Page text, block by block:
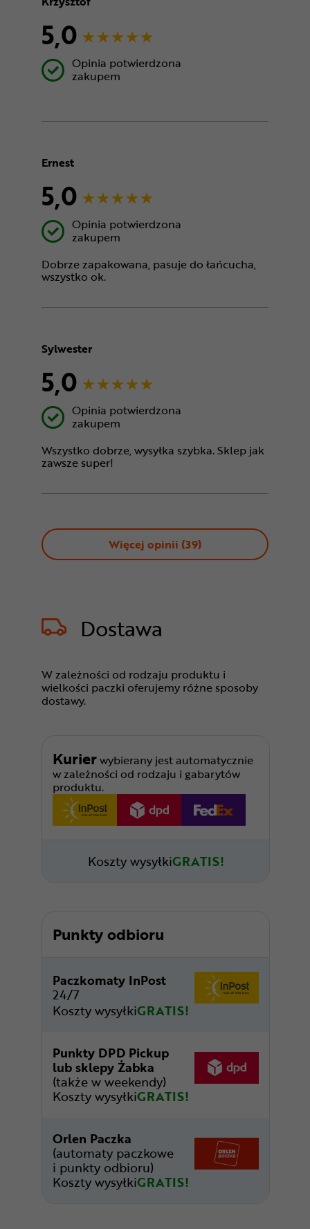
5,0
Opinia potwierdzona
zakupem
Ernest
5,0
Opinia potwierdzona
zakupem
Dobrze zapakowana, pasuje do łańcucha,
wszystko ok.
Sylwester
5,0
Opinia potwierdzona
zakupem
Wszystko dobrze, wysyłka szybka. Sklep jak
zawsze super!
Więcej opinii (39)
Dostawa
W zależności od rodzaju produktu i
wielkości paczki oferujemy różne sposoby
dostawy.
Kurierwybierany jest automatycznie
w zależności od rodzaju i gabarytów
produktu.
Koszty wysyłkiGRATIS!
Punkty odbioru
Paczkomaty InPost
24/7
Koszty wysyłkiGRATIS!
Punkty DPD Pickup
lub sklepy Żabka
(także w weekendy)
Koszty wysyłkiGRATIS!
Orlen Paczka
(automaty paczkowe
i punkty odbioru)
Koszty wysyłkiGRATIS!